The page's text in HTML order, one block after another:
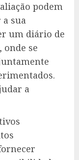
podem
sua
um diário de
onde se
a